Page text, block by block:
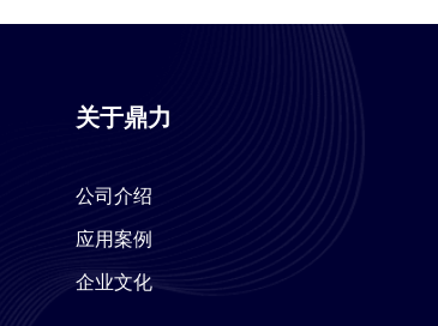
关于鼎力
公司介绍
应用案例
企业文化